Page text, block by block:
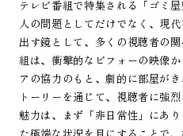
テレビ番組で特集される「ゴミ
人の問題としてだけでなく、現
出す鏡として、多くの視聴者の
組は、衝撃的なビフォーの映像
アの協力のもと、劇的に部屋が
トーリーを通じて、視聴者に強
魅力は、まず「非日常性」にあ